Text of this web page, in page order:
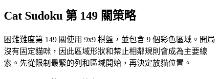
Cat Sudoku 第 149 關策略
困難難度第 149 關使用 9x9 棋盤，並包含 9 個彩色區域。開局
沒有固定貓咪，因此區域形狀和禁止相鄰規則會成為主要線
索。先從限制最緊的列和區域開始，再決定放貓位置。